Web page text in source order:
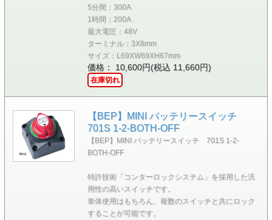
5分間：300A
1時間：200A
最大電圧：48V
ターミナル：3X8mm
サイズ：L69XW69XH67mm
価格： 10,600円(税込 11,660円)
在庫切れ
【BEP】MINI バッテリースイッチ
701S 1-2-BOTH-OFF
【BEP】MINI バッテリースイッチ 701S 1-2-
BOTH-OFF
特許技術「コンターロックシステム」を採用した汎
用性の高いスイッチです。
単体使用はもちろん、複数のスイッチと共にロック
することが可能です。